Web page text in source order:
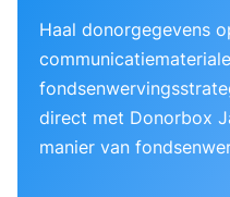
Haal donorgegevens
direct met Donorbox
manier van